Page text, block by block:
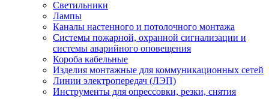
Светильники
Лампы
Каналы настенного и потолочного монтажа
Системы пожарной, охранной сигнализации и
системы аварийного оповещения
Короба кабельные
Изделия монтажные для коммуникационных сетей
Линии электропередач (ЛЭП)
Инструменты для опрессовки, резки, снятия